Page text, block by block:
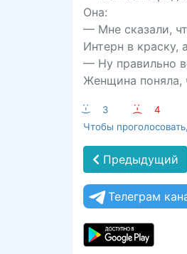
Она:
— Мне сказали,
Интерн в краску,
— Ну правильно
Женщина поняла,
:-) 3 :-(
4
Чтобы
Предыдущий
Телеграм